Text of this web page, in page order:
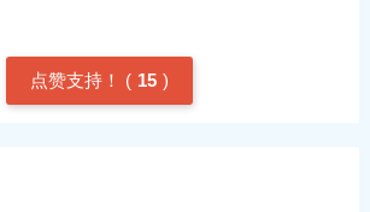
点赞支持！ ( 15 )